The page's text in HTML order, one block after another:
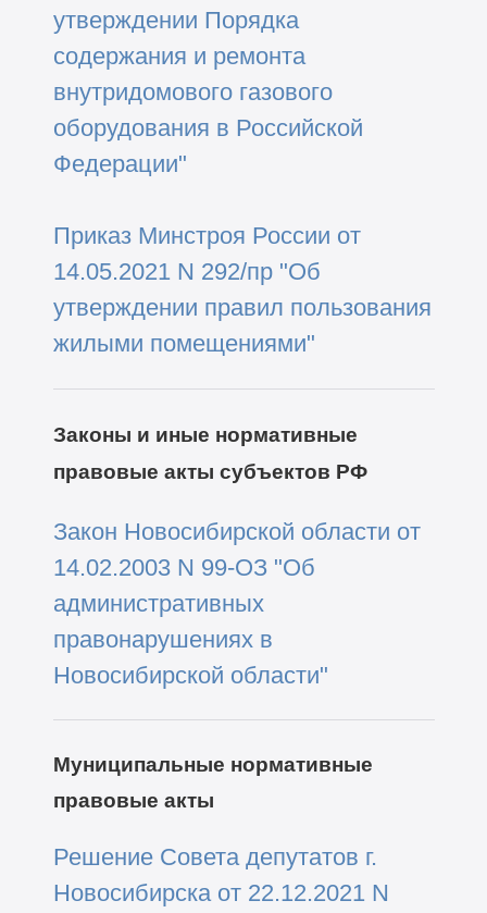
утверждении Порядка
содержания и ремонта
внутридомового газового
оборудования в Российской
Федерации"
Приказ Минстроя России от
14.05.2021 N 292/пр "Об
утверждении правил пользования
жилыми помещениями"
Законы и иные нормативные
правовые акты субъектов РФ
Закон Новосибирской области от
14.02.2003 N 99-ОЗ "Об
административных
правонарушениях в
Новосибирской области"
Муниципальные нормативные
правовые акты
Решение Совета депутатов г.
Новосибирска от 22.12.2021 N